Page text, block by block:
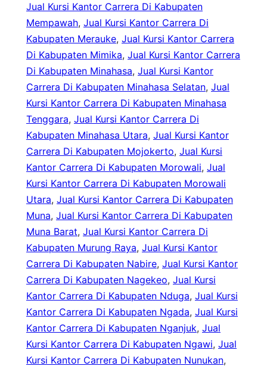
Jual Kursi Kantor Carrera Di Kabupaten
Mempawah, Jual Kursi Kantor Carrera Di
Kabupaten Merauke, Jual Kursi Kantor Carrera
Di Kabupaten Mimika, Jual Kursi Kantor Carrera
Di Kabupaten Minahasa, Jual Kursi Kantor
Carrera Di Kabupaten Minahasa Selatan, Jual
Kursi Kantor Carrera Di Kabupaten Minahasa
Tenggara, Jual Kursi Kantor Carrera Di
Kabupaten Minahasa Utara, Jual Kursi Kantor
Carrera Di Kabupaten Mojokerto, Jual Kursi
Kantor Carrera Di Kabupaten Morowali, Jual
Kursi Kantor Carrera Di Kabupaten Morowali
Utara, Jual Kursi Kantor Carrera Di Kabupaten
Muna, Jual Kursi Kantor Carrera Di Kabupaten
Muna Barat, Jual Kursi Kantor Carrera Di
Kabupaten Murung Raya, Jual Kursi Kantor
Carrera Di Kabupaten Nabire, Jual Kursi Kantor
Carrera Di Kabupaten Nagekeo, Jual Kursi
Kantor Carrera Di Kabupaten Nduga, Jual Kursi
Kantor Carrera Di Kabupaten Ngada, Jual Kursi
Kantor Carrera Di Kabupaten Nganjuk, Jual
Kursi Kantor Carrera Di Kabupaten Ngawi, Jual
Kursi Kantor Carrera Di Kabupaten Nunukan